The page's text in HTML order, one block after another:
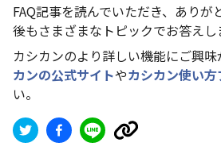
FAQ記事を読んでいただき、ありが
後もさまざまなトピックでお答えし
カシカンのより詳しい機能にご興味
カンの公式サイトやカシカン使い
い。